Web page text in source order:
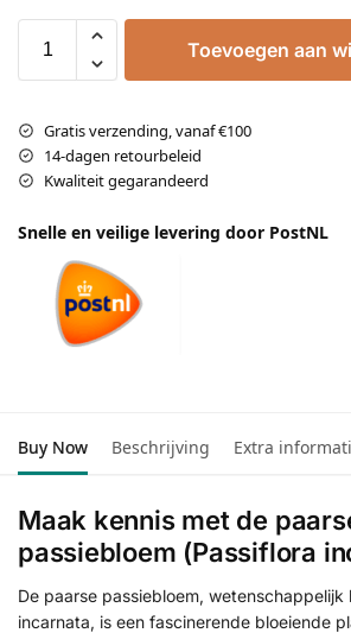
Toevoegen aan
Gratis verzending, vanaf €100
14-dagen retourbeleid
Kwaliteit gegarandeerd
Snelle en veilige levering door PostNL
Buy Now Beschrijving Extra
Maak kennis met de
passiebloem (Passiflora
De paarse passiebloem, wetenschappelijk
incarnata, is een fascinerende bloeiende